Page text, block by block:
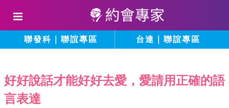
聯發科｜聯誼專區 台達｜聯誼專區
好好說話才能好好去愛，愛請用正確的語
言表達